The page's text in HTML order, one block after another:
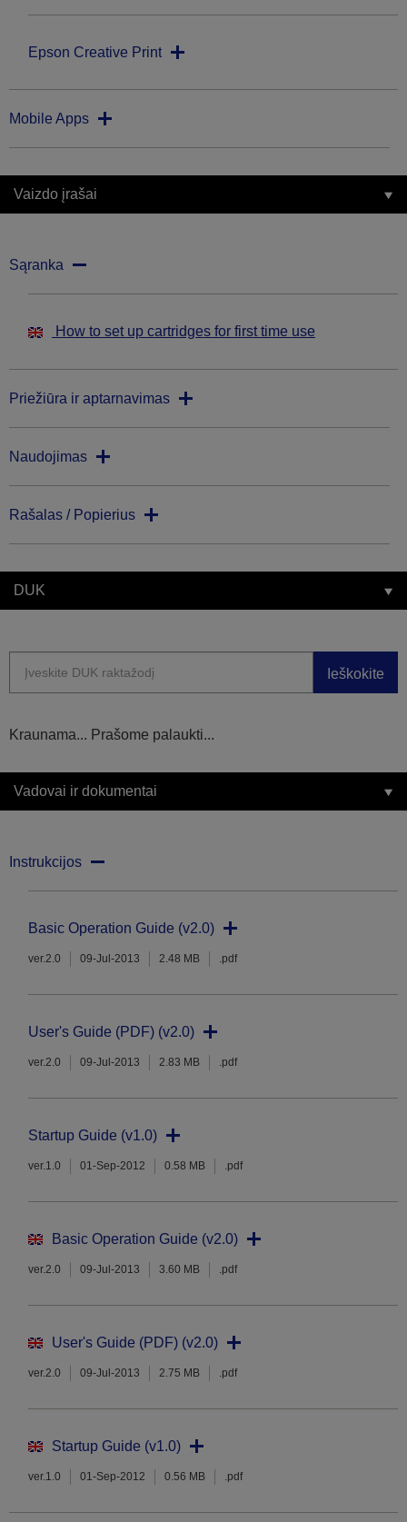
Epson Creative Print
Mobile Apps
Vaizdo įrašai
Sąranka
How to set up cartridges for first time use
Priežiūra ir aptarnavimas
Naudojimas
Rašalas / Popierius
DUK
Ieškokite
Kraunama... Prašome palaukti...
Vadovai ir dokumentai
Instrukcijos
Basic Operation Guide (v2.0)
ver.2.0 09-Jul-2013 2.48 MB .pdf
User's Guide (PDF) (v2.0)
ver.2.0 09-Jul-2013 2.83 MB .pdf
Startup Guide (v1.0)
ver.1.0 01-Sep-2012 0.58 MB .pdf
Basic Operation Guide (v2.0)
ver.2.0 09-Jul-2013 3.60 MB .pdf
User's Guide (PDF) (v2.0)
ver.2.0 09-Jul-2013 2.75 MB .pdf
Startup Guide (v1.0)
ver.1.0 01-Sep-2012 0.56 MB .pdf